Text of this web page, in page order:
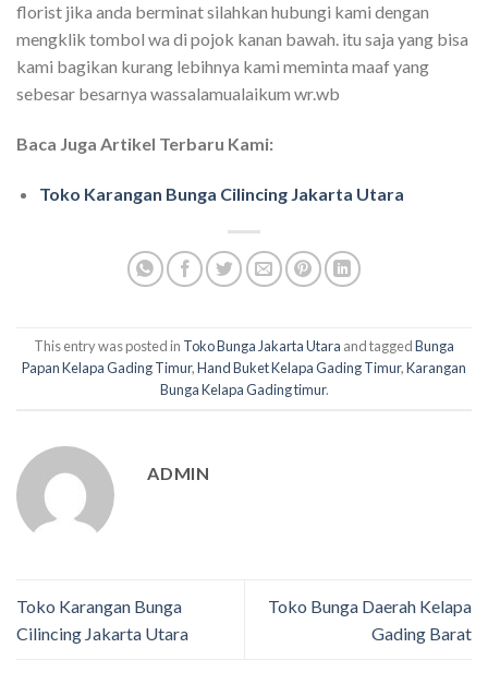
florist jika anda berminat silahkan hubungi kami dengan
mengklik tombol wa di pojok kanan bawah. itu saja yang bisa
kami bagikan kurang lebihnya kami meminta maaf yang
sebesar besarnya wassalamualaikum wr.wb
Baca Juga Artikel Terbaru Kami:
Toko Karangan Bunga Cilincing Jakarta Utara
This entry was posted in Toko Bunga Jakarta Utara and taggedBunga
Papan Kelapa Gading Timur,Hand Buket Kelapa Gading Timur,Karangan
Bunga Kelapa Gading timur.
ADMIN
Toko Karangan Bunga
Cilincing Jakarta Utara
Toko Bunga Daerah Kelapa
Gading Barat